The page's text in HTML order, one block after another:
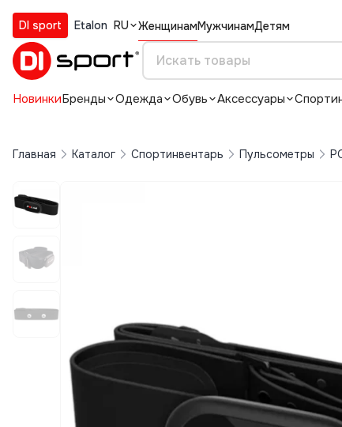
DI sport Etalon RU ЖенщинамМужчинамДетям
НовинкиБренды Одежда Обувь Аксессуары
Главная Каталог Спортинвентарь Пульсометры